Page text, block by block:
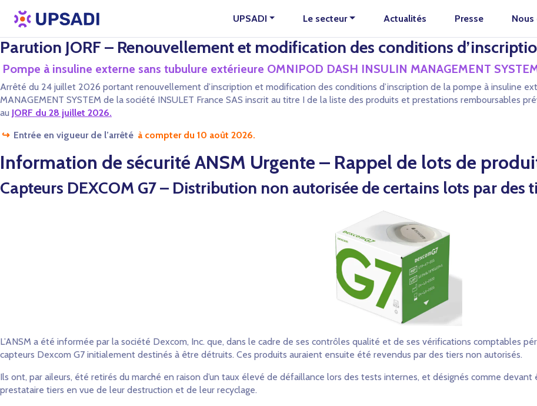
UPSADI Le secteur Actualités Presse Nous
Parution JORF – Renouvellement et modification des conditions
Pompe à insuline externe sans tubulure extérieure OMNIPOD DASH INSULIN MANAGEMENT
Arrêté du 24 juillet 2026 portant renouvellement d’inscription et modification des conditions d’inscription de la pompe à insuline
MANAGEMENT SYSTEM de la société INSULET France SAS inscrit au titre I de la liste des produits et prestations remboursables
au JORF du 28 juillet 2026.
↪ Entrée en vigueur de l’arrêté à compter du 10 août 2026.
Information de sécurité ANSM Urgente – Rappel de lots de
Capteurs DEXCOM G7 – Distribution non autorisée de certains lots par des
L’ANSM a été informée par la société Dexcom, Inc. que, dans le cadre de ses contrôles qualité et de ses vérifications comptables
capteurs Dexcom G7 initialement destinés à être détruits. Ces produits auraient ensuite été revendus par des tiers non autorisés.
Ils ont, par aileurs, été retirés du marché en raison d’un taux élevé de défaillance lors des tests internes, et désignés comme
prestataire tiers en vue de leur destruction et de leur recyclage.